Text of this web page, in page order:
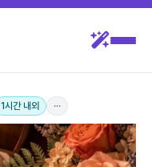
1시간 내외 ···